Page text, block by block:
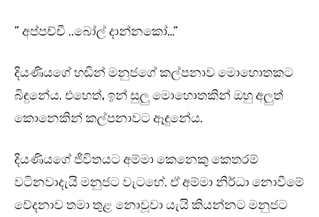
” අප්පච්චී ..බෝල් දාන්නකෝ…”
දියණියගේ හඬින් මනුජගේ කල්පනාව මොහොතකට
බිඳුනේය. එහෙත්, ඉන් සුලු මොහොතකින් ඔහු අලුත්
කොනෙකින් කල්පනාවට ඈඳුනේය.
දියණියගේ ජීවිතයට අම්මා කෙනෙකු කෙතරම්
වටිනවාදැයි මනුජට වැටහේ. ඒ අම්මා නිර්ධා නොවීමේ
වේදනාව තමා තුළ නොවූවා යැයි කියන්නට මනුජට